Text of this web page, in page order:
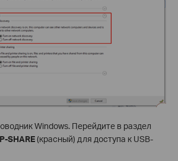
Windows. Перейдите в раздел
SHARE(красный) для доступа к USB-